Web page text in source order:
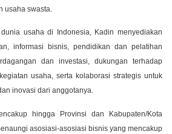
usaha swasta.
usaha di Indonesia, Kadin menyediakan
informasi bisnis, pendidikan dan pelatihan
dan investasi, dukungan terhadap
usaha, serta kolaborasi strategis untuk
inovasi dari anggotanya.
hingga Provinsi dan Kabupaten/Kota
asosiasi-asosiasi bisnis yang mencakup